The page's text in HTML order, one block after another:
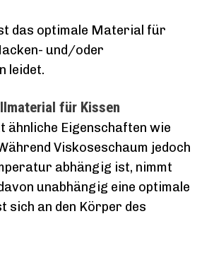
das optimale Material für
und/oder
leidet.
für Kissen
ähnliche Eigenschaften wie
Viskoseschaum jedoch
abhängig ist, nimmt
unabhängig eine optimale
sich an den Körper des